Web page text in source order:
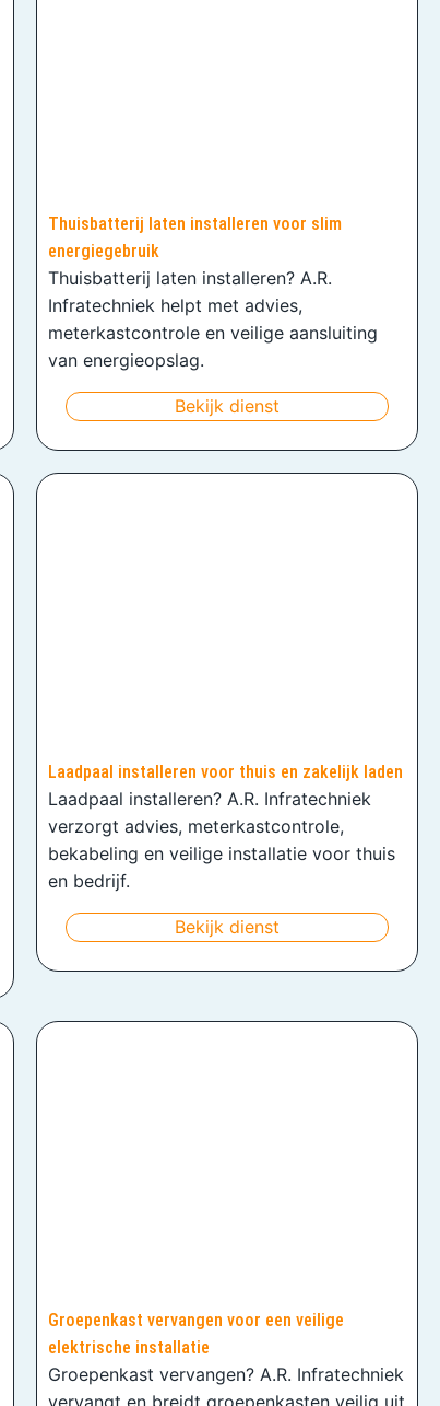
Thuisbatterij laten installeren voor slim
energiegebruik
Thuisbatterij laten installeren? A.R.
Infratechniek helpt met advies,
meterkastcontrole en veilige aansluiting
van energieopslag.
Bekijk dienst
Laadpaal installeren voor thuis en zakelijk laden
Laadpaal installeren? A.R. Infratechniek
verzorgt advies, meterkastcontrole,
bekabeling en veilige installatie voor thuis
en bedrijf.
Bekijk dienst
Groepenkast vervangen voor een veilige
elektrische installatie
Groepenkast vervangen? A.R. Infratechniek